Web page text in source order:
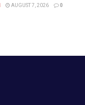
AUGUST 7, 2026 0